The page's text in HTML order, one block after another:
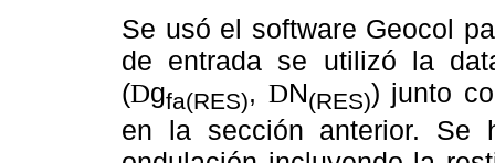
Se usó el software Geocol
de entrada se utilizó la
(Dgfa(RES), DN(RES)) junto
en la sección anterior. Se